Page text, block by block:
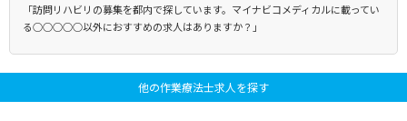
「訪問リハビリの募集を都内で探しています。マイナビコメディカルに載ってい
る○○○○○以外におすすめの求人はありますか？」
他の作業療法士求人を探す